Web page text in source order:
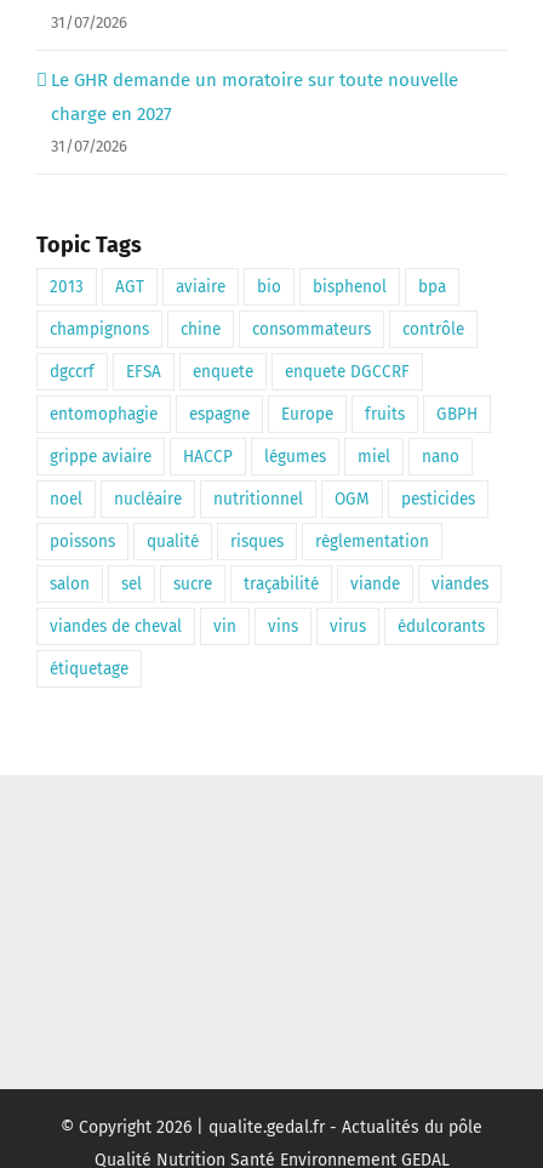
31/07/2026
Le GHR demande un moratoire sur toute nouvelle
charge en 2027
31/07/2026
Topic Tags
2013 AGT aviaire bio bisphenol bpa
champignons chine consommateurs contrôle
dgccrf EFSA enquete enquete DGCCRF
entomophagie espagne Europe fruits GBPH
grippe aviaire HACCP légumes miel nano
noel nucléaire nutritionnel OGM pesticides
poissons qualité risques règlementation
salon sel sucre traçabilité viande viandes
viandes de cheval vin vins virus édulcorants
étiquetage
© Copyright 2026 | qualite.gedal.fr - Actualités du pôle
Qualité Nutrition Santé Environnement GEDAL